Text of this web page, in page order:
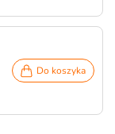
Do koszyka